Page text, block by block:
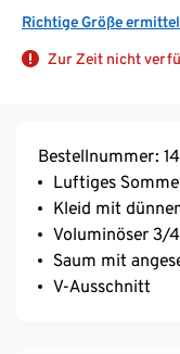
Richtige Größe
Zur Zeit nicht
Bestellnummer:
Luftiges
Kleid mit
Voluminöser 3/
Saum mit
V-Ausschnitt